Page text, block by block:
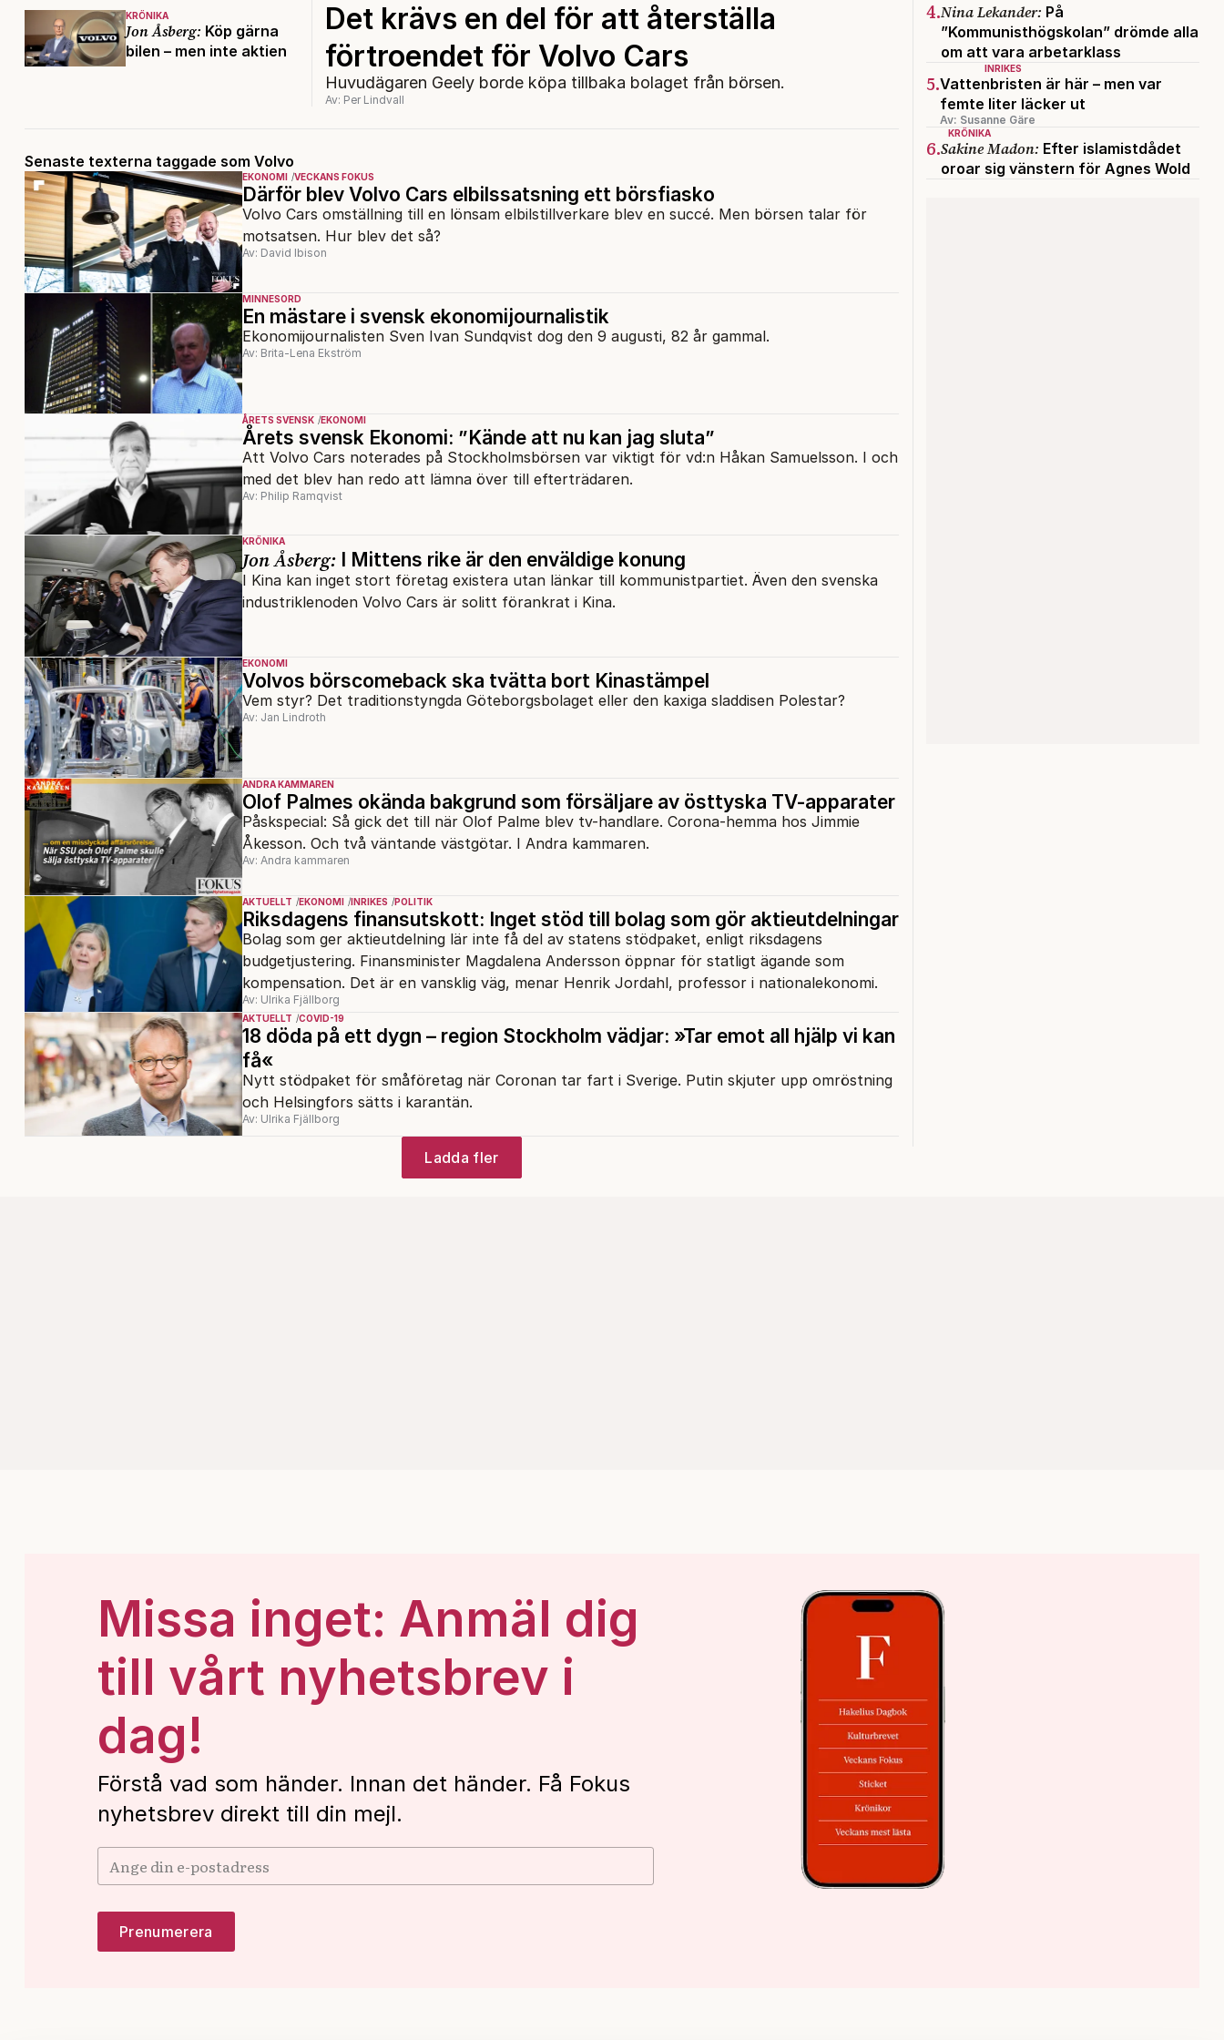
KRÖNIKA
Jon Åsberg: Köp gärna
bilen – men inte aktien
Det krävs en del för att återställa
förtroendet för Volvo Cars
Huvudägaren Geely borde köpa tillbaka bolaget från börsen.
Av: Per Lindvall
Senaste texterna taggade som Volvo
EKONOMI VECKANS FOKUS
Därför blev Volvo Cars elbilssatsning ett börsfiasko
Volvo Cars omställning till en lönsam elbilstillverkare blev en succé. Men börsen talar för
motsatsen. Hur blev det så?
Av: David Ibison
MINNESORD
En mästare i svensk ekonomijournalistik
Ekonomijournalisten Sven Ivan Sundqvist dog den 9 augusti, 82 år gammal.
Av: Brita-Lena Ekström
ÅRETS SVENSK EKONOMI
Årets svensk Ekonomi: ”Kände att nu kan jag sluta”
Att Volvo Cars noterades på Stockholmsbörsen var viktigt för vd:n Håkan Samuelsson. I och
med det blev han redo att lämna över till efterträdaren.
Av: Philip Ramqvist
KRÖNIKA
Jon Åsberg: I Mittens rike är den enväldige konung
I Kina kan inget stort företag existera utan länkar till kommunistpartiet. Även den svenska
industriklenoden Volvo Cars är solitt förankrat i Kina.
EKONOMI
Volvos börscomeback ska tvätta bort Kinastämpel
Vem styr? Det traditionstyngda Göteborgsbolaget eller den kaxiga sladdisen Polestar?
Av: Jan Lindroth
ANDRA KAMMAREN
Olof Palmes okända bakgrund som försäljare av östtyska TV-apparater
Påskspecial: Så gick det till när Olof Palme blev tv-handlare. Corona-hemma hos Jimmie
Åkesson. Och två väntande västgötar. I Andra kammaren.
Av: Andra kammaren
AKTUELLT EKONOMI INRIKES POLITIK
Riksdagens finansutskott: Inget stöd till bolag som gör aktieutdelningar
Bolag som ger aktieutdelning lär inte få del av statens stödpaket, enligt riksdagens
budgetjustering. Finansminister Magdalena Andersson öppnar för statligt ägande som
kompensation. Det är en vansklig väg, menar Henrik Jordahl, professor i nationalekonomi.
Av: Ulrika Fjällborg
AKTUELLT COVID-19
18 döda på ett dygn – region Stockholm vädjar: »Tar emot all hjälp vi kan
få«
Nytt stödpaket för småföretag när Coronan tar fart i Sverige. Putin skjuter upp omröstning
och Helsingfors sätts i karantän.
Av: Ulrika Fjällborg
Ladda fler
4.Nina Lekander: På
”Kommunisthögskolan” drömde alla
om att vara arbetarklass
INRIKES
5.Vattenbristen är här – men var
femte liter läcker ut
Av: Susanne Gäre
KRÖNIKA
6.Sakine Madon: Efter islamistdådet
oroar sig vänstern för Agnes Wold
Missa inget: Anmäl dig
till vårt nyhetsbrev i
dag!
Förstå vad som händer. Innan det händer. Få Fokus
nyhetsbrev direkt till din mejl.